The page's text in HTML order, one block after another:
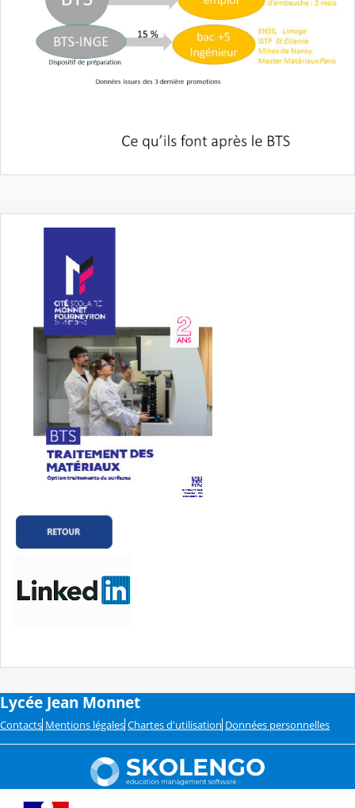
Lycée Jean Monnet
Contacts Mentions légales Chartes d'utilisation Données personnelles